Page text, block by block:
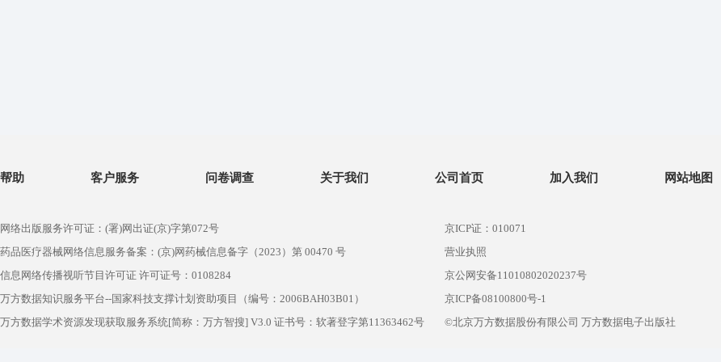
帮助 客户服务 问卷调查 关于我们 公司首页 加入我们 网站地图
网络出版服务许可证：(署)网出证(京)字第072号
药品医疗器械网络信息服务备案：(京)网药械信息备字（2023）第 00470 号
信息网络传播视听节目许可证 许可证号：0108284
万方数据知识服务平台--国家科技支撑计划资助项目（编号：2006BAH03B01）
万方数据学术资源发现获取服务系统[简称：万方智搜] V3.0 证书号：软著登字第11363462号
京ICP证：010071
营业执照
京公网安备11010802020237号
京ICP备08100800号-1
©北京万方数据股份有限公司 万方数据电子出版社